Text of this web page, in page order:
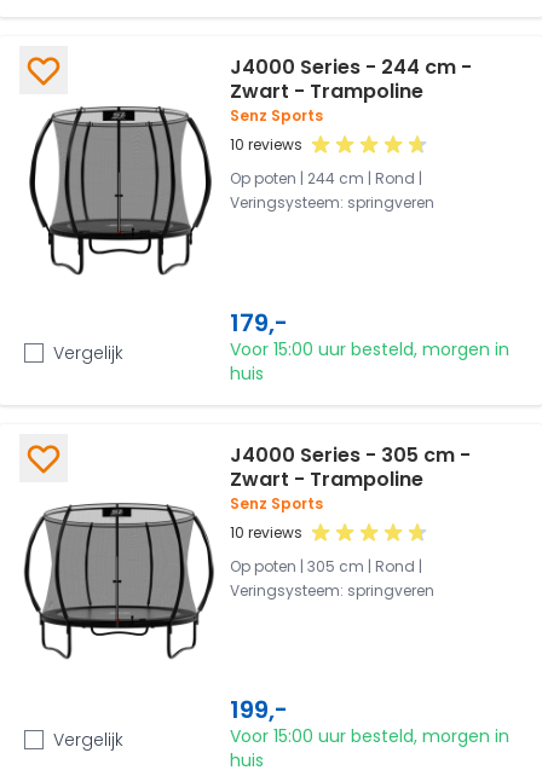
10 reviews
J4000 Series - 244 cm -
Zwart - Trampoline
Senz Sports
Op poten | 244 cm | Rond |
Veringsysteem: springveren
179,-
Voor 15:00 uur besteld, morgen in
huis
Vergelijk
10 reviews
J4000 Series - 305 cm -
Zwart - Trampoline
Senz Sports
Op poten | 305 cm | Rond |
Veringsysteem: springveren
199,-
Voor 15:00 uur besteld, morgen in
huis
Vergelijk